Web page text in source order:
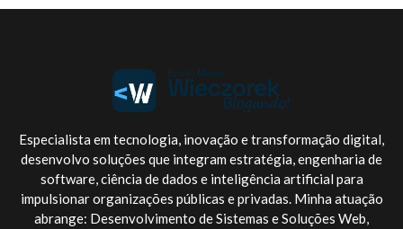
Especialista em tecnologia, inovação e transformação digital,
desenvolvo soluções que integram estratégia, engenharia de
software, ciência de dados e inteligência artificial para
impulsionar organizações públicas e privadas. Minha atuação
abrange: Desenvolvimento de Sistemas e Soluções Web,